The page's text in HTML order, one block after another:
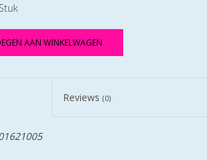
AAN WINKELWAGEN
Reviews (0)